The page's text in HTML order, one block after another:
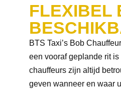
FLEXIBEL
BTS Taxi’s Bob
een vooraf geplande rit
chauffeurs zijn altijd
geven wanneer en waar